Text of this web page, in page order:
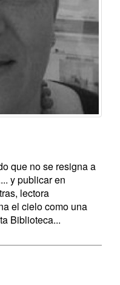
que no se resigna a
y publicar en
lectora
el cielo como una
Biblioteca...